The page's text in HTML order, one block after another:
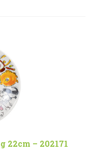
22cm – 202171